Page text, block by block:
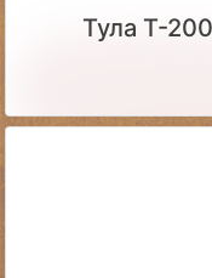
Тула Т-